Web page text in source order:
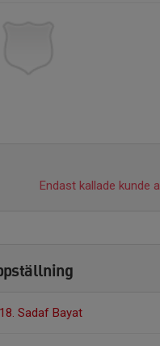
Endast kallade kunde
18. Sadaf Bayat